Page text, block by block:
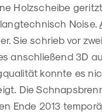
Holzscheibe
Noise.
Sie schrieb vor
anschließend 3D
konnte es
Die
Ende 2013